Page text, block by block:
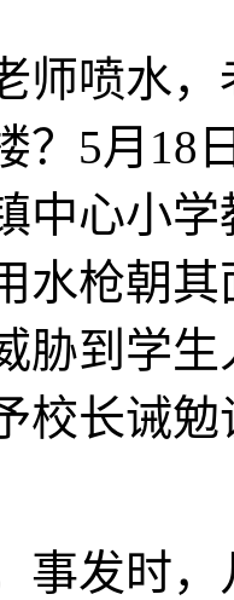
师喷水
？5月18
中心小
水枪朝
胁到学
校长诫
事发时